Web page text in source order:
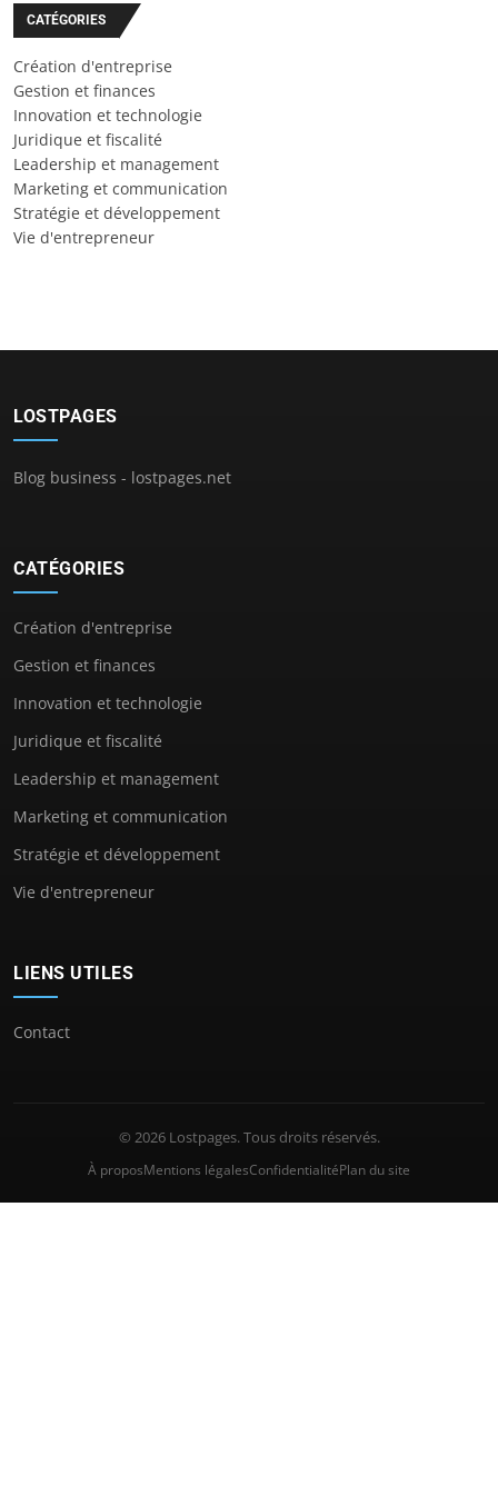
CATÉGORIES
Création d'entreprise
Gestion et finances
Innovation et technologie
Juridique et fiscalité
Leadership et management
Marketing et communication
Stratégie et développement
Vie d'entrepreneur
LOSTPAGES
Blog business - lostpages.net
CATÉGORIES
Création d'entreprise
Gestion et finances
Innovation et technologie
Juridique et fiscalité
Leadership et management
Marketing et communication
Stratégie et développement
Vie d'entrepreneur
LIENS UTILES
Contact
© 2026 Lostpages. Tous droits réservés.
À proposMentions légalesConfidentialitéPlan du site